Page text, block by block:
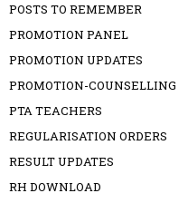
POSTS TO REMEMBER
PROMOTION PANEL
PROMOTION UPDATES
PROMOTION-COUNSELLING
PTA TEACHERS
REGULARISATION ORDERS
RESULT UPDATES
RH DOWNLOAD